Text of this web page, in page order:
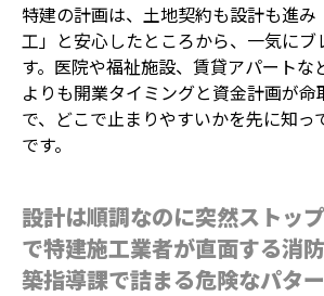
特建の計画は、土地契約も設計も進み
工」と安心したところから、一気にブ
す。医院や福祉施設、賃貸アパートな
よりも開業タイミングと資金計画が命
で、どこで止まりやすいかを先に知っ
です。
設計は順調なのに突然ストッ
で特建施工業者が直面する消
築指導課で詰まる危険なパタ